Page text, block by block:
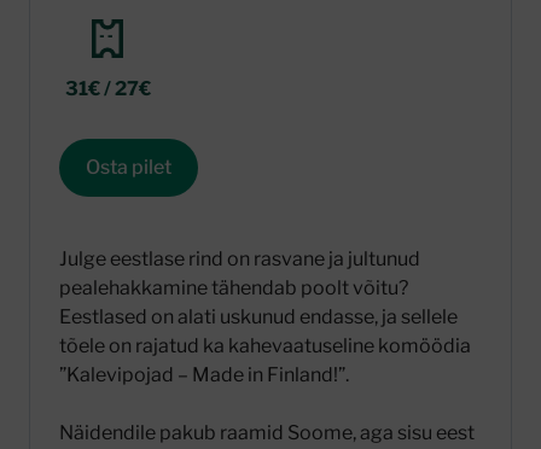
31€ / 27€
Osta pilet
Julge eestlase rind on rasvane ja jultunud
pealehakkamine tähendab poolt võitu?
Eestlased on alati uskunud endasse, ja sellele
tõele on rajatud ka kahevaatuseline komöödia
”Kalevipojad – Made in Finland!”.
Näidendile pakub raamid Soome, aga sisu eest